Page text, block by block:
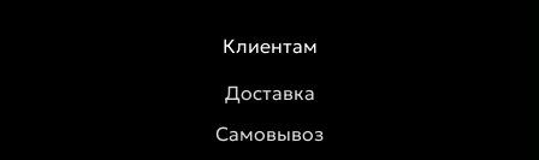
Клиентам
Доставка
Самовывоз